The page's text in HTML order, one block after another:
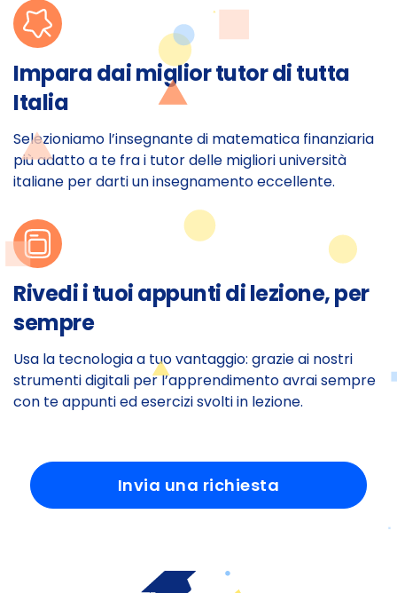
Impara dai miglior tutor di tutta
Italia
Selezioniamo l’insegnante di matematica finanziaria
più adatto a te fra i tutor delle migliori università
italiane per darti un insegnamento eccellente.
Rivedi i tuoi appunti di lezione, per
sempre
Usa la tecnologia a tuo vantaggio: grazie ai nostri
strumenti digitali per l’apprendimento avrai sempre
con te appunti ed esercizi svolti in lezione.
Invia una richiesta